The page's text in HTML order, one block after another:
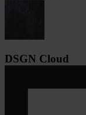
DSGN Cloud